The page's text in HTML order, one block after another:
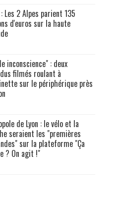
Les 2 Alpes parient 135
d'euros sur la haute
inconscience" : deux
filmés roulant à
sur le périphérique près
de Lyon : le vélo et la
seraient les "premières
sur la plateforme "Ça
? On agit !"